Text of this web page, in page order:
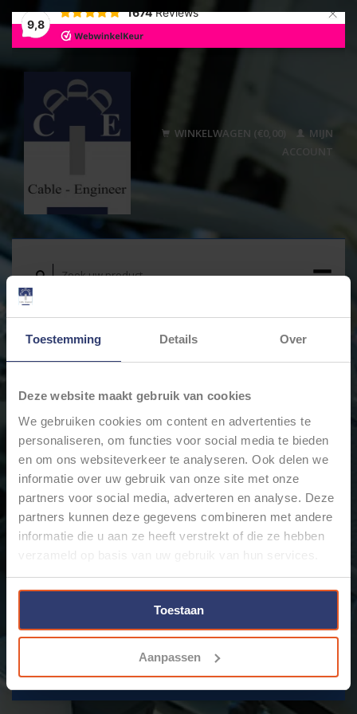
9,8
1674 Reviews ×
Toestemming Details Over
Deze website maakt gebruik van cookies
We gebruiken cookies om content en advertenties te
personaliseren, om functies voor social media te bieden
en om ons websiteverkeer te analyseren. Ook delen we
informatie over uw gebruik van onze site met onze
partners voor social media, adverteren en analyse. Deze
partners kunnen deze gegevens combineren met andere
informatie die u aan ze heeft verstrekt of die ze hebben
verzameld op basis van uw gebruik van hun services.
Toestaan
Aanpassen
WINKELWAGEN (€0,00)
MIJN
ACCOUNT
Home/Merken/SIEVERT
Min: €0 Max: €
Geen producten gevonden!...
www.cable-engineer.nl
Meer
© Copyright 2026 Cable-Engineer.nl - Powered by